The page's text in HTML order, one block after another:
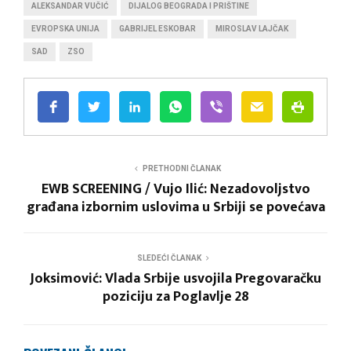
ALEKSANDAR VUČIĆ DIJALOG BEOGRADA I PRIŠTINE
EVROPSKA UNIJA GABRIJEL ESKOBAR MIROSLAV LAJČAK
SAD ZSO
PRETHODNI ČLANAK
EWB SCREENING / Vujo Ilić: Nezadovoljstvo
građana izbornim uslovima u Srbiji se povećava
SLEDEĆI ČLANAK
Joksimović: Vlada Srbije usvojila Pregovaračku
poziciju za Poglavlje 28